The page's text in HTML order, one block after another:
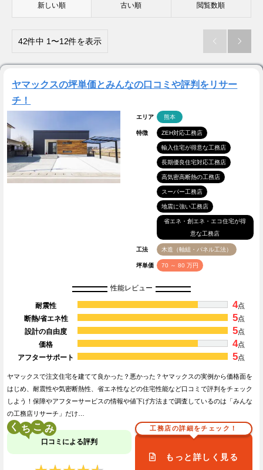
新しい順 古い順 閲覧数順
42件中 1〜12件を表示  
ヤマックスの坪単価とみんなの口コミや評判をリサー
チ！
エリア 熊本
特徴 ZEH対応工務店
輸入住宅が得意な工務店
長期優良住宅対応工務店
高気密高断熱の工務店
スーパー工務店
地震に強い工務店
省エネ・創エネ・エコ住宅が得
意な工務店
工法 木造（軸組・パネル工法）
坪単価 70 ～ 80 万円
性能レビュー
耐震性 4点
断熱/省エネ性
5点
設計の自由度
5点
価格
4点
アフターサポート
5点
ヤマックスで注文住宅を建てて良かった？悪かった？ヤマックスの実例から価格面を
はじめ、耐震性や気密断熱性、省エネ性などの住宅性能など口コミで評判をチェック
しよう！保障やアフターサービスの情報や値下げ方法まで調査しているのは「みんな
の工務店リサーチ」だけ…
く こ
口コミによる評判
工務店の詳細をチェック！
もっと詳しく見る